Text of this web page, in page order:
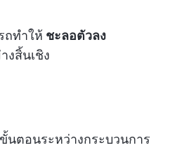
ถทำให้ ชะลอตัวลง
งสิ้นเชิง
นตอนระหว่างกระบวนการ